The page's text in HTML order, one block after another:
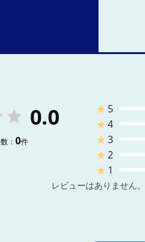
0.0
： 0件
★ 5
★4
★3
★2
★ 1
レビューはありません。